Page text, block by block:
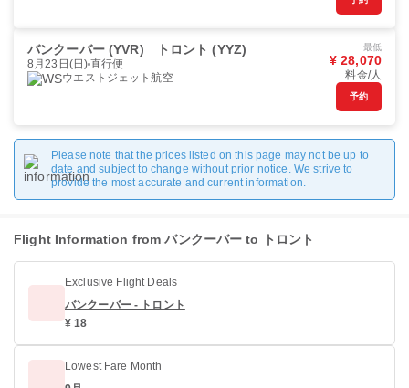
バンクーバー (YVR) トロント (YYZ)
8月23日(日) 直行便
ウエストジェット航空
最低
¥ 28,070
料金/人
予約
Please note that the prices listed on this page may not be up to
date and subject to change without prior notice. We strive to
provide the most accurate and current information.
Flight Information from バンクーバー to トロント
Exclusive Flight Deals
バンクーバー - トロント
¥ 18
Lowest Fare Month